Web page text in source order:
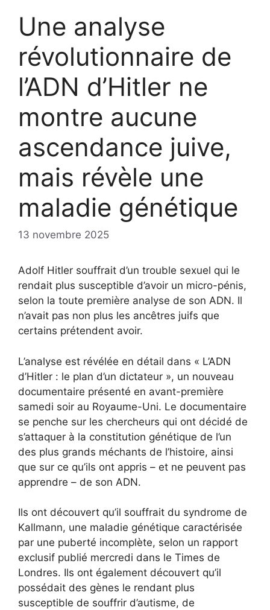
Une analyse
révolutionnaire de
l’ADN d’Hitler ne
montre aucune
ascendance juive,
mais révèle une
maladie génétique
13 novembre 2025
Adolf Hitler souffrait d’un trouble sexuel qui le
rendait plus susceptible d’avoir un micro-pénis,
selon la toute première analyse de son ADN. Il
n’avait pas non plus les ancêtres juifs que
certains prétendent avoir.
L’analyse est révélée en détail dans « L’ADN
d’Hitler : le plan d’un dictateur », un nouveau
documentaire présenté en avant-première
samedi soir au Royaume-Uni. Le documentaire
se penche sur les chercheurs qui ont décidé de
s’attaquer à la constitution génétique de l’un
des plus grands méchants de l’histoire, ainsi
que sur ce qu’ils ont appris – et ne peuvent pas
apprendre – de son ADN.
Ils ont découvert qu’il souffrait du syndrome de
Kallmann, une maladie génétique caractérisée
par une puberté incomplète, selon un rapport
exclusif publié mercredi dans le Times de
Londres. Ils ont également découvert qu’il
possédait des gènes le rendant plus
susceptible de souffrir d’autisme, de